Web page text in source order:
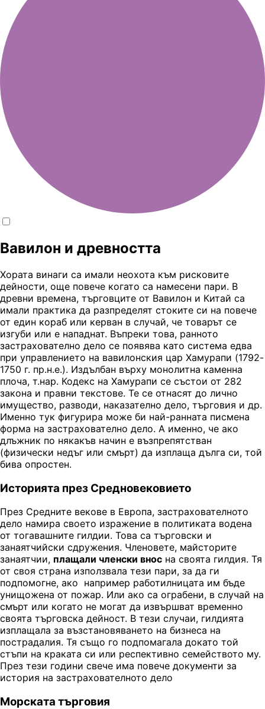
Вавилон и древността
Хората винаги са имали неохота към рисковите
дейности, още повече когато са намесени пари. В
древни времена, търговците от Вавилон и Китай са
имали практика да разпределят стоките си на повече
от един кораб или керван в случай, че товарът се
изгуби или е нападнат. Въпреки това, ранното
застрахователно дело се появява като система едва
при управлението на вавилонския цар Хамурапи (1792-
1750 г. пр.н.е.). Издълбан върху монолитна каменна
плоча, т.нар. Кодекс на Хамурапи се състои от 282
закона и правни текстове. Те се отнасят до лично
имущество, разводи, наказателно дело, търговия и др.
Именно тук фигурира може би най-ранната писмена
форма на застрахователно дело. А именно, че ако
длъжник по някакъв начин е възпрепятстван
(физически недъг или смърт) да изплаща дълга си, той
бива опростен.
Историята през Средновековието
През Средните векове в Европа, застрахователното
дело намира своето изражение в политиката водена
от тогавашните гилдии. Това са търговски и
занаятчийски сдружения. Членовете, майсторите
занаятчии, плащали членски внос на своята гилдия. Тя
от своя страна използвала тези пари, за да ги
подпомогне, ако например работилницата им бъде
унищожена от пожар. Или ако са ограбени, в случай на
смърт или когато не могат да извършват временно
своята търговска дейност. В тези случаи, гилдията
изплащала за възстановяването на бизнеса на
пострадалия. Тя също го подпомагала докато той
стъпи на краката си или респективно семейството му.
През тези години свече има повече документи за
история на застрахователното дело
Морската търговия